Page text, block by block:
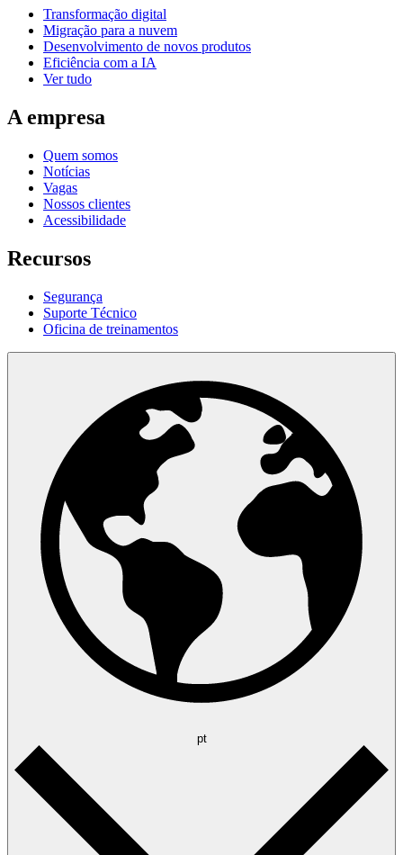
Transformação digital
Migração para a nuvem
Desenvolvimento de novos produtos
Eficiência com a IA
Ver tudo
A empresa
Quem somos
Notícias
Vagas
Nossos clientes
Acessibilidade
Recursos
Segurança
Suporte Técnico
Oficina de treinamentos
pt